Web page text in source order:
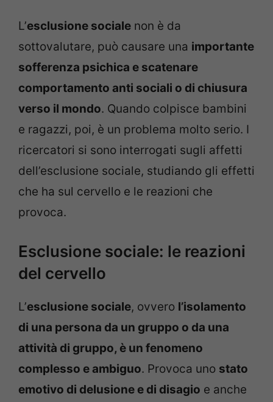
L’esclusione sociale non è da
sottovalutare, può causare una importante
sofferenza psichica e scatenare
comportamento anti sociali o di chiusura
verso il mondo. Quando colpisce bambini
e ragazzi, poi, è un problema molto serio. I
ricercatori si sono interrogati sugli affetti
dell’esclusione sociale, studiando gli effetti
che ha sul cervello e le reazioni che
provoca.
Esclusione sociale: le reazioni
del cervello
L’esclusione sociale, ovvero l’isolamento
di una persona da un gruppo o da una
attività di gruppo, è un fenomeno
complesso e ambiguo. Provoca uno stato
emotivo di delusione e di disagio e anche